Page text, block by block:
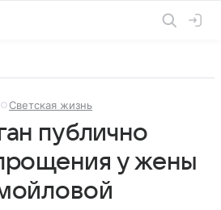
Светская жизнь
публично
у жены